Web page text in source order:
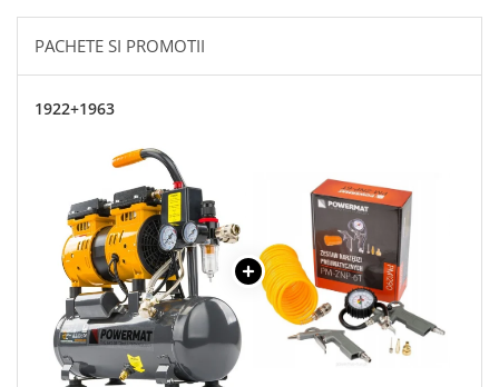
PACHETE SI PROMOTII
1922+1963